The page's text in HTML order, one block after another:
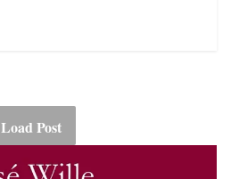
Load Post